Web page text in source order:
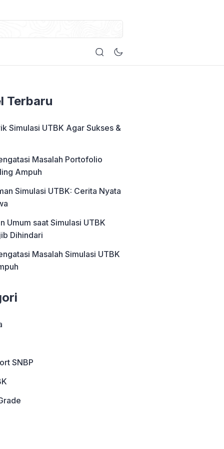
Terbaru
Simulasi UTBK Agar Sukses &
Masalah Portofolio
Ampuh
Simulasi UTBK: Cerita Nyata
Umum saat Simulasi UTBK
Dihindari
Masalah Simulasi UTBK
SNBP